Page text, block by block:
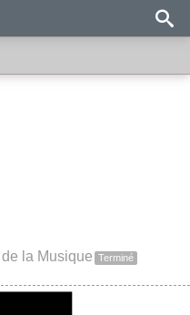
la Musique Terminé